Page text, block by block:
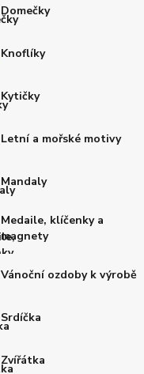
Domečky
Knoflíky
Kytičky
Letní a mořské motivy
Mandaly
Medaile, klíčenky a
magnety
Vánoční ozdoby k výrobě
Srdíčka
Zvířátka